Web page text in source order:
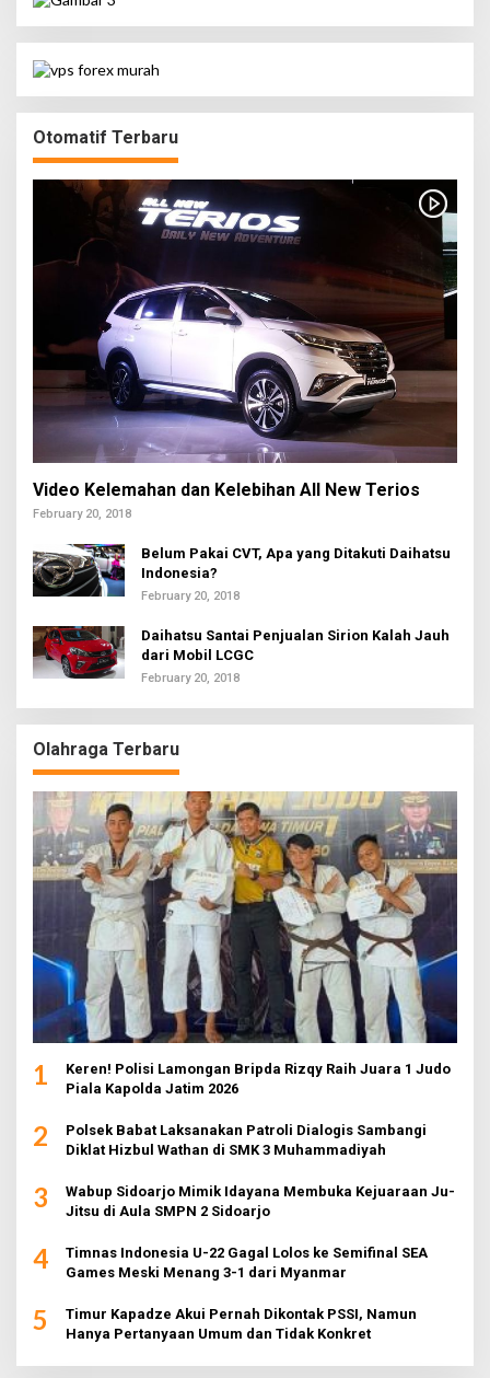
Otomatif Terbaru
Video Kelemahan dan Kelebihan All New Terios
February 20, 2018
Belum Pakai CVT, Apa yang Ditakuti Daihatsu
Indonesia?
February 20, 2018
Daihatsu Santai Penjualan Sirion Kalah Jauh
dari Mobil LCGC
February 20, 2018
Olahraga Terbaru
1
Keren! Polisi Lamongan Bripda Rizqy Raih Juara 1 Judo
Piala Kapolda Jatim 2026
2
Polsek Babat Laksanakan Patroli Dialogis Sambangi
Diklat Hizbul Wathan di SMK 3 Muhammadiyah
3
Wabup Sidoarjo Mimik Idayana Membuka Kejuaraan Ju-
Jitsu di Aula SMPN 2 Sidoarjo
4
Timnas Indonesia U-22 Gagal Lolos ke Semifinal SEA
Games Meski Menang 3-1 dari Myanmar
5
Timur Kapadze Akui Pernah Dikontak PSSI, Namun
Hanya Pertanyaan Umum dan Tidak Konkret